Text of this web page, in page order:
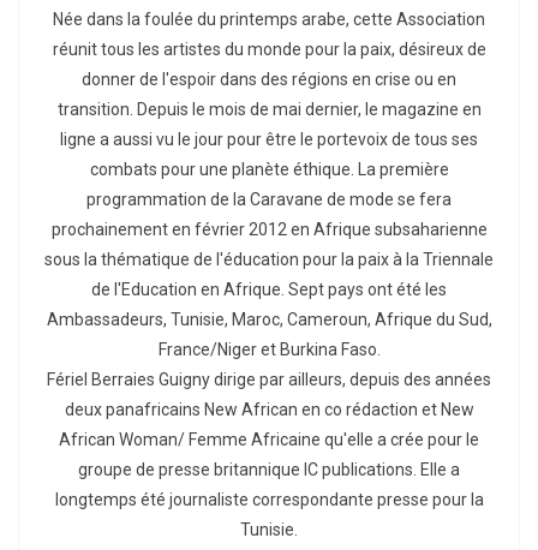
Née dans la foulée du printemps arabe, cette Association
réunit tous les artistes du monde pour la paix, désireux de
donner de l'espoir dans des régions en crise ou en
transition. Depuis le mois de mai dernier, le magazine en
ligne a aussi vu le jour pour être le portevoix de tous ses
combats pour une planète éthique. La première
programmation de la Caravane de mode se fera
prochainement en février 2012 en Afrique subsaharienne
sous la thématique de l'éducation pour la paix à la Triennale
de l'Education en Afrique. Sept pays ont été les
Ambassadeurs, Tunisie, Maroc, Cameroun, Afrique du Sud,
France/Niger et Burkina Faso.
Fériel Berraies Guigny dirige par ailleurs, depuis des années
deux panafricains New African en co rédaction et New
African Woman/ Femme Africaine qu'elle a crée pour le
groupe de presse britannique IC publications. Elle a
longtemps été journaliste correspondante presse pour la
Tunisie.